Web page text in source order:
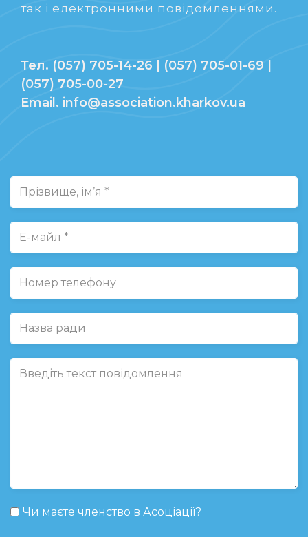
так і електронними повідомленнями.
Тел. (057) 705-14-26 | (057) 705-01-69 |
(057) 705-00-27
Email. info@association.kharkov.ua
Чи маєте членство в Асоціації?